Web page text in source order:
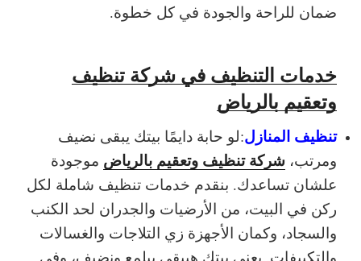
ضمان للراحة والجودة في كل خطوة.
خدمات التنظيف في شركة تنظيف
وتعقيم بالرياض
تنظيف المنازل:لو حابة دايمًا بيتك يبقى نضيف
ومرتب، شركة تنظيف وتعقيم بالرياض موجودة
علشان تساعدك. بنقدم خدمات تنظيف شاملة لكل
ركن في البيت، من الأرضيات والجدران لحد الكنب
والسجاد، وكمان الأجهزة زي التلاجات والغسالات
والتكييفات. يعني بيتك هيبقى بيلمع ونضيف، وفي